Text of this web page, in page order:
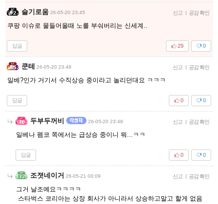
슬기로움 26-05-20 23:45 신고 | 공감 확인
쿠팡 이슈로 물들어올때 노를 부숴버리는 신세계..
답글 0
29
쿤테 26-05-20 23:46 신고 | 공감 확인
일베?인가 거기서 수직상승 중이라고 놀리던대요 ㅋㅋㅋ
답글 0
0
두부두꺼비 26-05-20 23:48 신고 | 공감 확인
일베나 펨코 쪽에서는 급상승 중이니 뭐...ㅋㅋ
답글 0
0
조졋네이거 26-05-21 00:09 신고 | 공감 확인
그거 날조예요ㅋㅋㅋㅋ
스타벅스 코리아는 상장 회사가 아니라서 상승하고말고 할게 없음